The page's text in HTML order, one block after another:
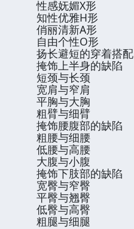
性感妩媚X形
知性优雅H形
俏丽清新A形
自由个性O形
扬长避短的穿着搭配
掩饰上半身的缺陷
短颈与长颈
宽肩与窄肩
平胸与大胸
粗臂与细臂
掩饰腰腹部的缺陷
粗腰与细腰
低腰与高腰
大腹与小腹
掩饰下肢部的缺陷
宽臀与窄臀
平臀与翘臀
低臀与高臀
粗腿与细腿